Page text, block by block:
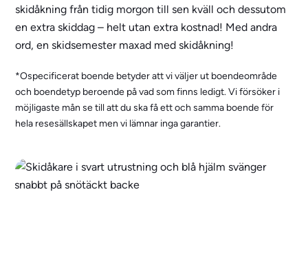
skidåkning från tidig morgon till sen kväll och dessutom
en extra skiddag – helt utan extra kostnad! Med andra
ord, en skidsemester maxad med skidåkning!
*Ospecificerat boende betyder att vi väljer ut boendeområde
och boendetyp beroende på vad som finns ledigt. Vi försöker i
möjligaste mån se till att du ska få ett och samma boende för
hela resesällskapet men vi lämnar inga garantier.